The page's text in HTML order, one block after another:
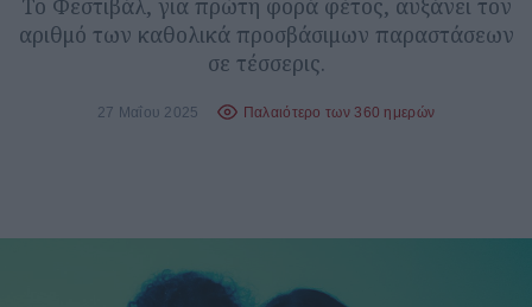
Το Φεστιβάλ, για πρώτη φορά φέτος, αυξάνει τον
αριθμό των καθολικά προσβάσιμων παραστάσεων
σε τέσσερις.
27 Μαΐου 2025 Παλαιότερο των 360 ημερών